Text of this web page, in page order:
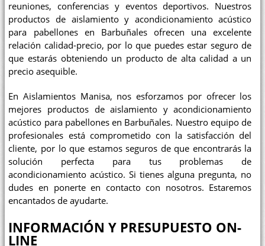
reuniones, conferencias y eventos deportivos. Nuestros
productos de aislamiento y acondicionamiento acústico
para pabellones en Barbuñales ofrecen una excelente
relación calidad-precio, por lo que puedes estar seguro de
que estarás obteniendo un producto de alta calidad a un
precio asequible.
En Aislamientos Manisa, nos esforzamos por ofrecer los
mejores productos de aislamiento y acondicionamiento
acústico para pabellones en Barbuñales. Nuestro equipo de
profesionales está comprometido con la satisfacción del
cliente, por lo que estamos seguros de que encontrarás la
solución perfecta para tus problemas de
acondicionamiento acústico. Si tienes alguna pregunta, no
dudes en ponerte en contacto con nosotros. Estaremos
encantados de ayudarte.
INFORMACIÓN Y PRESUPUESTO ON-
LINE